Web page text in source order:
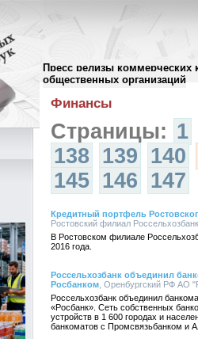
Пресс релизы коммерческих
общественных организаций
Архив пресс-релизов//
Финансы
Страницы: 1
138 139 140
145 146 147
Кредитный портфель
Ростовский филиал
В Ростовском филиале
2016 года.
Россельхозбанк объединил
Росбанком , Оренбургский РФ АО
Россельхозбанк объединил
«Росбанк». Сеть собственных
устройств в 1 600 городах и
банкоматов с Промсвязьбанком и